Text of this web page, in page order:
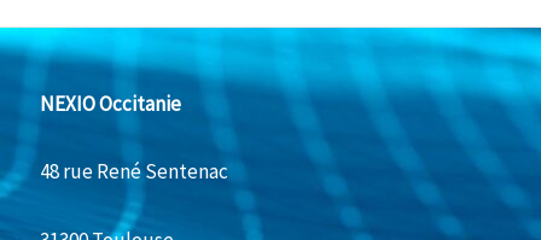
NEXIO Occitanie
48 rue René Sentenac